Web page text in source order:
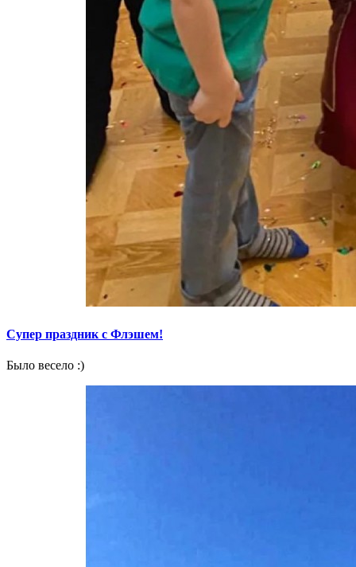
Супер праздник с Флэшем!
Было весело :)